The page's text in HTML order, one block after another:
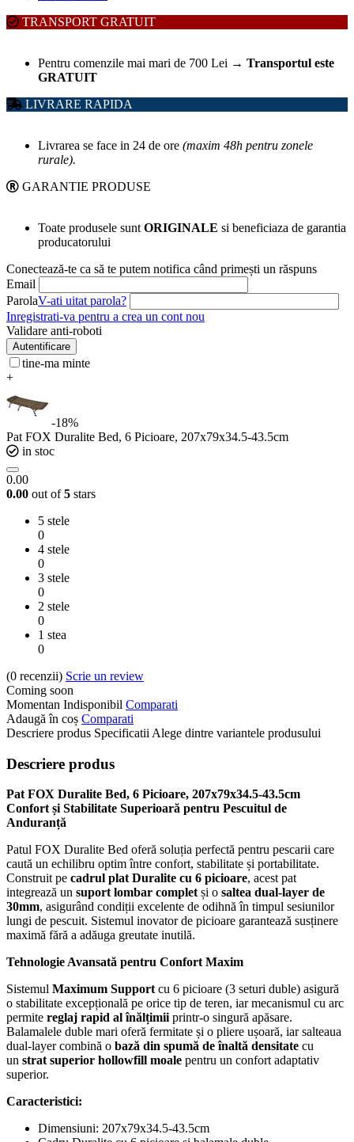
TRANSPORT GRATUIT
Pentru comenzile mai mari de 700 Lei → Transportul este
GRATUIT
LIVRARE RAPIDA
Livrarea se face in 24 de ore (maxim 48h pentru zonele
rurale).
GARANTIE PRODUSE
Toate produsele sunt ORIGINALE si beneficiaza de garantia
producatorului
Conectează-te ca să te putem notifica când primești un răspuns
Email
ParolaV-ati uitat parola?
Inregistrati-va pentru a crea un cont nou
Validare anti-roboti
Autentificare
tine-ma minte
+
-18%
Pat FOX Duralite Bed, 6 Picioare, 207x79x34.5-43.5cm
in stoc
0.00
0.00 out of5 stars
5 stele
0
4 stele
0
3 stele
0
2 stele
0
1 stea
0
(0 recenzii) Scrie un review
Coming soon
Momentan Indisponibil Comparati
Adaugă în coș Comparati
Descriere produs Specificatii Alege dintre variantele produsului
Descriere produs
Pat FOX Duralite Bed, 6 Picioare, 207x79x34.5-43.5cm
Confort și Stabilitate Superioară pentru Pescuitul de
Anduranță
Patul FOX Duralite Bed oferă soluția perfectă pentru pescarii care
caută un echilibru optim între confort, stabilitate și portabilitate.
Construit pe cadrul plat Duralite cu 6 picioare, acest pat
integrează un suport lombar complet și o saltea dual-layer de
30mm, asigurând condiții excelente de odihnă în timpul sesiunilor
lungi de pescuit. Sistemul inovator de picioare garantează susținere
maximă fără a adăuga greutate inutilă.
Tehnologie Avansată pentru Confort Maxim
Sistemul Maximum Support cu 6 picioare (3 seturi duble) asigură
o stabilitate excepțională pe orice tip de teren, iar mecanismul cu arc
permite reglaj rapid al înălțimii printr-o singură apăsare.
Balamalele duble mari oferă fermitate și o pliere ușoară, iar salteaua
dual-layer combină o bază din spumă de înaltă densitate cu
un strat superior hollowfill moale pentru un confort adaptativ
superior.
Caracteristici:
Dimensiuni: 207x79x34.5-43.5cm